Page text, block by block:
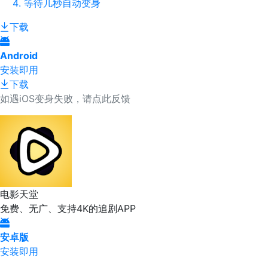
等待几秒自动变身
下载
Android
安装即用
下载
如遇iOS变身失败，请点此反馈
电影天堂
免费、无广、支持4K的追剧APP
安卓版
安装即用